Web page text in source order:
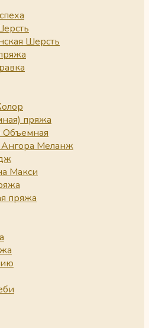
Шерсть
пряжа
Меланж
Макси
пряжа